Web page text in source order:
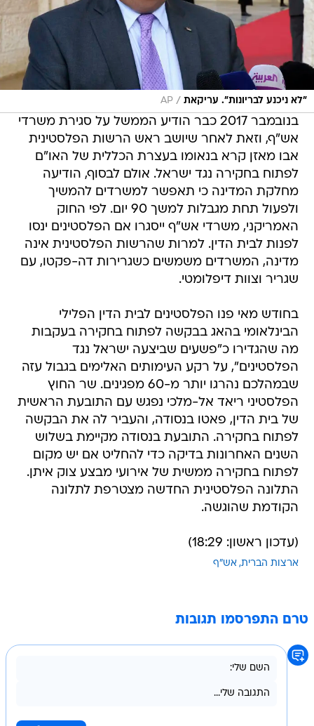
"לא ניכנע לבריונות". עריקאת /
AP
בנובמבר 2017 כבר הודיע הממשל על סגירת משרדי
אש"ף, וזאת לאחר שיושב ראש הרשות הפלסטינית
אבו מאזן קרא בנאומו בעצרת הכללית של האו"ם
לפתוח בחקירה נגד ישראל. אולם לבסוף, הודיעה
מחלקת המדינה כי תאפשר למשרדים להמשיך
ולפעול תחת מגבלות למשך 90 יום. לפי החוק
האמריקני, משרדי אש"ף ייסגרו אם הפלסטינים ינסו
לפנות לבית הדין. למרות שהרשות הפלסטינית אינה
מדינה, המשרדים משמשים כשגרירות דה-פקטו, עם
שגריר וצוות דיפלומטי.
בחודש מאי פנו הפלסטינים לבית הדין הפלילי
מה שהגדירו כ"פשעים שביצעה ישראל נגד
הפלסטינים", על רקע העימותים האלימים בגבול עזה
שבמהלכם נהרגו יותר מ-60 מפגינים. שר החוץ
הפלסטיני ריאד אל-מלכי נפגש עם התובעת הראשית
של בית הדין, פאטו בנסודה, והעביר לה את הבקשה
לפתוח בחקירה. התובעת בנסודה מקיימת בשלוש
השנים האחרונות בדיקה כדי להחליט אם יש מקום
לפתוח בחקירה ממשית של אירועי מבצע צוק איתן.
התלונה הפלסטינית החדשה מצטרפת לתלונה
הקודמת שהוגשה.
(עדכון ראשון: 18:29)